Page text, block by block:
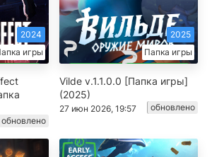
игры
2024
обновлено
Папка игры
2025
Vilde v.1.1.0.0 [Папка игры]
(2025)
27 июн 2026, 19:57 обновлено